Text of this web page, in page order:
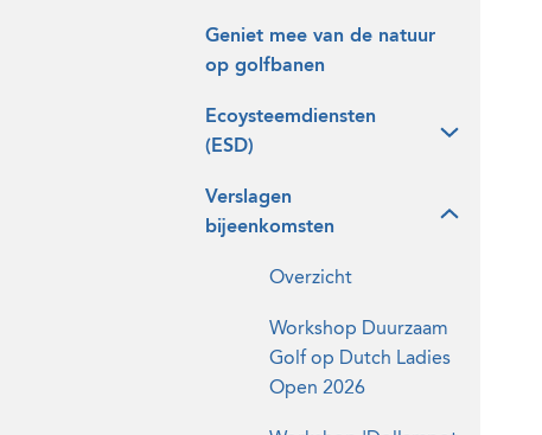
Geniet mee van de natuur
op golfbanen
Ecoysteemdiensten
(ESD)
Verslagen
bijeenkomsten
Overzicht
Workshop Duurzaam
Golf op Dutch Ladies
Open 2026